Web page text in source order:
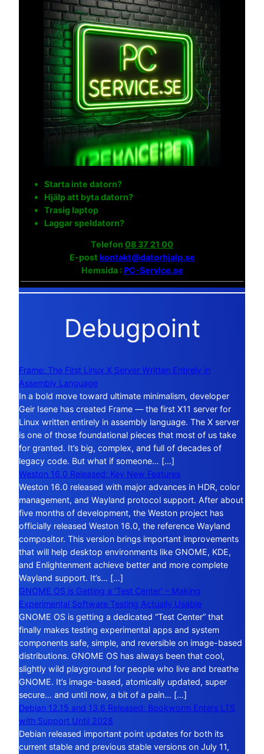
Starta inte datorn?
Hjälp att byta datorn?
Trasig laptop
Laggar speldatorn?
Telefon 08 37 21 00
E-post kontakt@datorhjalp.se
Hemsida :PC-Service.se
Debugpoint
Frame: The First Linux X Server Written Entirely in
Assembly Language
In a bold move toward ultimate minimalism, developer
Geir Isene has created Frame — the first X11 server for
Linux written entirely in assembly language. The X server
is one of those foundational pieces that most of us take
for granted. It’s big, complex, and full of decades of
legacy code. But what if someone… […]
Weston 16.0 Released: Key New Features
Weston 16.0 released with major advances in HDR, color
management, and Wayland protocol support. After about
five months of development, the Weston project has
officially released Weston 16.0, the reference Wayland
compositor. This version brings important improvements
that will help desktop environments like GNOME, KDE,
and Enlightenment achieve better and more complete
Wayland support. It’s… […]
GNOME OS is Getting a ‘Test Center’ – Making
Experimental Software Testing Actually Usable
GNOME OS is getting a dedicated “Test Center” that
finally makes testing experimental apps and system
components safe, simple, and reversible on image-based
distributions. GNOME OS has always been that cool,
slightly wild playground for people who live and breathe
GNOME. It’s image-based, atomically updated, super
secure… and until now, a bit of a pain… […]
Debian 12.15 and 13.6 Released: Bookworm Enters LTS
with Support Until 2028
Debian released important point updates for both its
current stable and previous stable versions on July 11,